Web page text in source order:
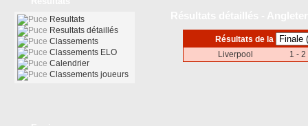
Résultats de la
Liverpool
1 - 2
Resultats
Resultats détaillés
Classements
Classements ELO
Calendrier
Classements joueurs